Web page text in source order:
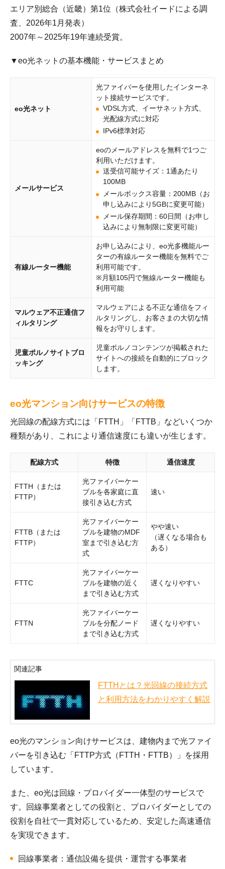
エリア別総合（近畿）第1位（株式会社イードによる調
査、2026年1月発表）
2007年～2025年19年連続受賞。
▼eo光ネットの基本機能・サービスまとめ
eo光ネット
光ファイバーを使用したインターネ
ット接続サービスです。
VDSL方式、イーサネット方式、
光配線方式に対応
IPv6標準対応
メールサービス
eoのメールアドレスを無料で1つご
利用いただけます。
送受信可能サイズ：1通あたり
100MB
メールボックス容量：200MB（お
申し込みにより5GBに変更可能）
メール保存期間：60日間（お申し
込みにより無制限に変更可能）
有線ルーター機能
お申し込みにより、eo光多機能ルー
ターの有線ルーター機能を無料でご
利用可能です。
※月額105円で無線ルーター機能も
利用可能
マルウェア不正通信フ
ィルタリング
マルウェアによる不正な通信をフィ
ルタリングし、お客さまの大切な情
報をお守りします。
児童ポルノサイトブロ
ッキング
児童ポルノコンテンツが掲載された
サイトへの接続を自動的にブロック
します。
eo光マンション向けサービスの特徴
光回線の配線方式には「FTTH」「FTTB」などいくつか
種類があり、これにより通信速度にも違いが生じます。
配線方式 特徴 通信速度
FTTH（または
FTTP）
光ファイバーケー
ブルを各家庭に直
接引き込む方式
速い
FTTB（または
FTTP）
光ファイバーケー
ブルを建物のMDF
室まで引き込む方
式
やや速い
（遅くなる場合も
ある）
FTTC
光ファイバーケー
ブルを建物の近く
まで引き込む方式
遅くなりやすい
FTTN
光ファイバーケー
ブルを分配ノード
まで引き込む方式
遅くなりやすい
関連記事
FTTHとは？光回線の接続方式
と利用方法をわかりやすく解説
eo光のマンション向けサービスは、建物内まで光ファイ
バーを引き込む「FTTP方式（FTTH・FTTB）」を採用
しています。
また、eo光は回線・プロバイダー一体型のサービスで
す。回線事業者としての役割と、プロバイダーとしての
役割を自社で一貫対応しているため、安定した高速通信
を実現できます。
回線事業者：通信設備を提供・運営する事業者